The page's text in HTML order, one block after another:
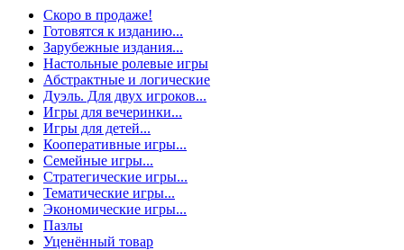
Скоро в продаже!
Готовятся к изданию...
Зарубежные издания...
Настольные ролевые игры
Абстрактные и логические
Дуэль. Для двух игроков...
Игры для вечеринки...
Игры для детей...
Кооперативные игры...
Семейные игры...
Стратегические игры...
Тематические игры...
Экономические игры...
Пазлы
Уценённый товар